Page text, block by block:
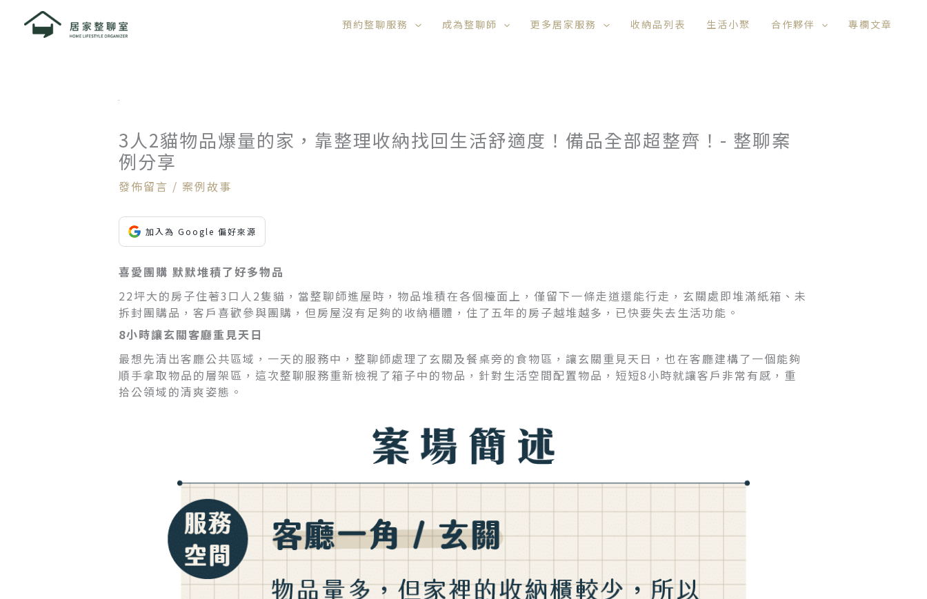
預約整聊服務 成為整聊師 更多居家服務 收納品列表 生活小聚 合作夥伴 專欄文章
3人2貓物品爆量的家，靠整理收納找回生活舒適度！備品全部超整齊！- 整聊案
例分享
發佈留言 / 案例故事
加入為 Google 偏好來源
喜愛團購 默默堆積了好多物品
22坪大的房子住著3口人2隻貓，當整聊師進屋時，物品堆積在各個檯面上，僅留下一條走道還能行走，玄關處即堆滿紙箱、未
拆封團購品，客戶喜歡參與團購，但房屋沒有足夠的收納櫃體，住了五年的房子越堆越多，已快要失去生活功能。
8小時讓玄關客廳重見天日
最想先清出客廳公共區域，一天的服務中，整聊師處理了玄關及餐桌旁的食物區，讓玄關重見天日，也在客廳建構了一個能夠
順手拿取物品的層架區，這次整聊服務重新檢視了箱子中的物品，針對生活空間配置物品，短短8小時就讓客戶非常有感，重
拾公領域的清爽姿態。